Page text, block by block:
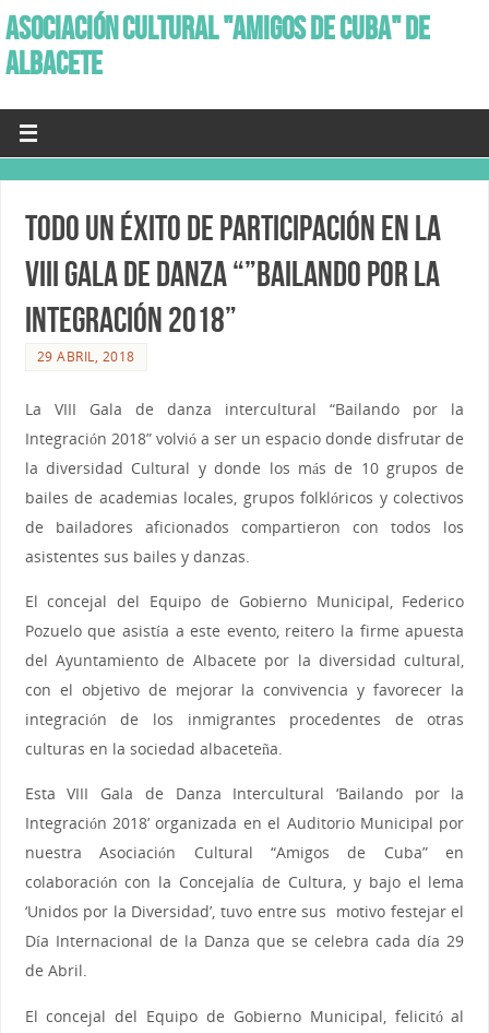
ASOCIACIÓN CULTURAL "AMIGOS DE CUBA" DE
ALBACETE
Todo un éxito de participación en la
VIII Gala de danza “”Bailando por la
Integración 2018”
29 ABRIL, 2018
La VIII Gala de danza intercultural “Bailando por la
Integración 2018” volvió a ser un espacio donde disfrutar de
la diversidad Cultural y donde los más de 10 grupos de
bailes de academias locales, grupos folklóricos y colectivos
de bailadores aficionados compartieron con todos los
asistentes sus bailes y danzas.
El concejal del Equipo de Gobierno Municipal, Federico
Pozuelo que asistía a este evento, reitero la firme apuesta
del Ayuntamiento de Albacete por la diversidad cultural,
con el objetivo de mejorar la convivencia y favorecer la
integración de los inmigrantes procedentes de otras
culturas en la sociedad albaceteña.
Esta VIII Gala de Danza Intercultural ‘Bailando por la
Integración 2018’ organizada en el Auditorio Municipal por
nuestra Asociación Cultural “Amigos de Cuba” en
colaboración con la Concejalía de Cultura, y bajo el lema
‘Unidos por la Diversidad’, tuvo entre sus motivo festejar el
Día Internacional de la Danza que se celebra cada día 29
de Abril.
El concejal del Equipo de Gobierno Municipal, felicitó al